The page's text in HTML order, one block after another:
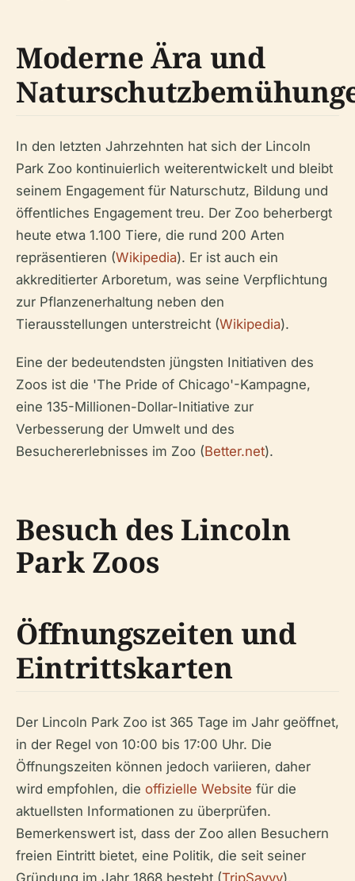
Moderne Ära und
In den letzten Jahrzehnten hat sich der Lincoln
Park Zoo kontinuierlich weiterentwickelt und bleibt
seinem Engagement für Naturschutz, Bildung und
öffentliches Engagement treu. Der Zoo beherbergt
heute etwa 1.100 Tiere, die rund 200 Arten
repräsentieren (Wikipedia). Er ist auch ein
akkreditierter Arboretum, was seine Verpflichtung
zur Pflanzenerhaltung neben den
Tierausstellungen unterstreicht (Wikipedia).
Eine der bedeutendsten jüngsten Initiativen des
Zoos ist die 'The Pride of Chicago'-Kampagne,
eine 135-Millionen-Dollar-Initiative zur
Verbesserung der Umwelt und des
Besuchererlebnisses im Zoo (Better.net).
Besuch des Lincoln
Park Zoos
Öffnungszeiten und
Eintrittskarten
Der Lincoln Park Zoo ist 365 Tage im Jahr geöffnet,
in der Regel von 10:00 bis 17:00 Uhr. Die
Öffnungszeiten können jedoch variieren, daher
wird empfohlen, die offizielle Website für die
aktuellsten Informationen zu überprüfen.
Bemerkenswert ist, dass der Zoo allen Besuchern
freien Eintritt bietet, eine Politik, die seit seiner
Gründung im Jahr 1868 besteht (TripSavvy).